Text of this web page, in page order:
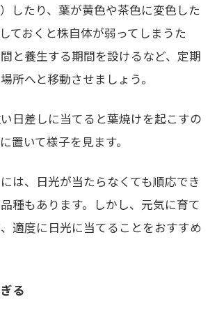
したり、葉が黄色や茶色に変色した
ておくと株自体が弱ってしまうた
と養生する期間を設けるなど、定期
所へと移動させましょう。
日差しに当てると葉焼けを起こすの
置いて様子を見ます。
は、日光が当たらなくても順応でき
種もあります。しかし、元気に育て
適度に日光に当てることをおすすめ
る